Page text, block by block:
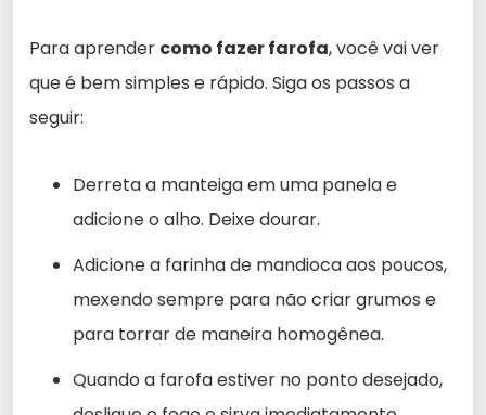
Para aprender como fazer farofa, você vai ver
que é bem simples e rápido. Siga os passos a
seguir:
Derreta a manteiga em uma panela e
adicione o alho. Deixe dourar.
Adicione a farinha de mandioca aos poucos,
mexendo sempre para não criar grumos e
para torrar de maneira homogênea.
Quando a farofa estiver no ponto desejado,